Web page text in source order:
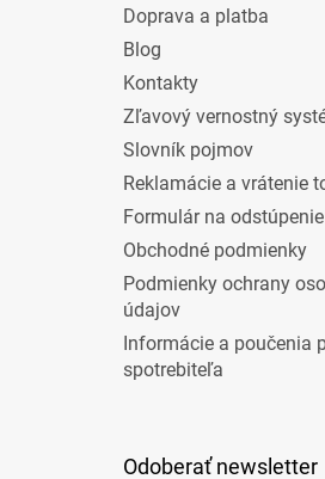
Doprava a platba
Blog
Kontakty
Zľavový vernostný
Slovník pojmov
Reklamácie a vrátenie
Formulár na
Obchodné podmienky
Podmienky ochrany
údajov
Informácie a poučenia
spotrebiteľa
Odoberať newsletter